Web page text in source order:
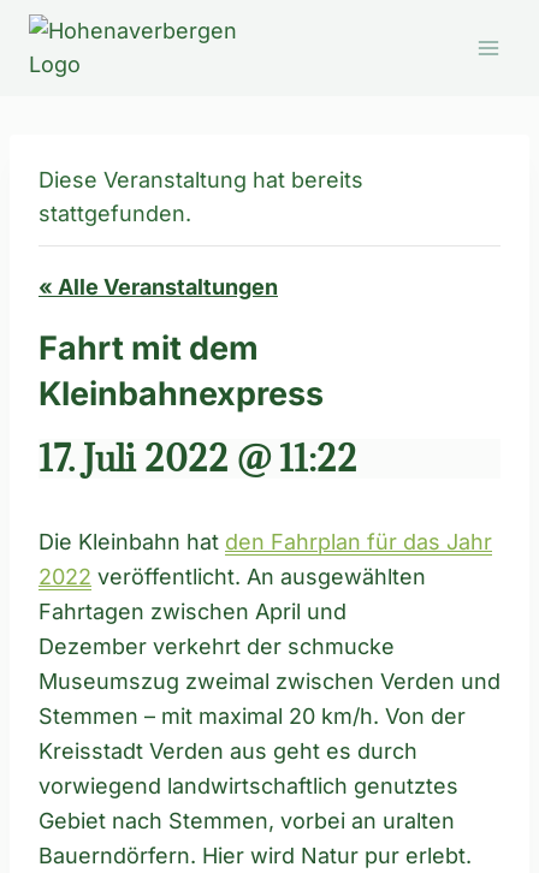
Zum
springen
Diese Veranstaltung hat bereits
stattgefunden.
« Alle Veranstaltungen
Fahrt mit dem
Kleinbahnexpress
17. Juli 2022 @ 11:22
Die Kleinbahn hat den Fahrplan für das Jahr
2022 veröffentlicht. An ausgewählten
Fahrtagen zwischen April und
Dezember verkehrt der schmucke
Museumszug zweimal zwischen Verden und
Stemmen – mit maximal 20 km/h. Von der
Kreisstadt Verden aus geht es durch
vorwiegend landwirtschaftlich genutztes
Gebiet nach Stemmen, vorbei an uralten
Bauerndörfern. Hier wird Natur pur erlebt.